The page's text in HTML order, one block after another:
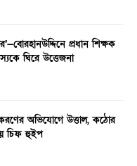
প্রধান শিক্ষক
ঘিরে উত্তেজনা
অভিযোগে উত্তাল, কঠোর
চিফ হুইপ